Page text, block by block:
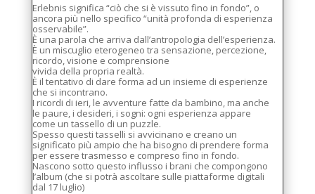
Erlebnis significa “ciò che si è vissuto fino in fondo”, o
ancora più nello specifico “unità profonda di esperienza
osservabile”.
È una parola che arriva dall’antropologia dell’esperienza.
È un miscuglio eterogeneo tra sensazione, percezione,
ricordo, visione e comprensione
vivida della propria realtà.
È il tentativo di dare forma ad un insieme di esperienze
che si incontrano.
I ricordi di ieri, le avventure fatte da bambino, ma anche
le paure, i desideri, i sogni: ogni esperienza appare
come un tassello di un puzzle.
Spesso questi tasselli si avvicinano e creano un
significato più ampio che ha bisogno di prendere forma
per essere trasmesso e compreso fino in fondo.
Nascono sotto questo influsso i brani che compongono
l’album (che si potrà ascoltare sulle piattaforme digitali
dal 17 luglio)